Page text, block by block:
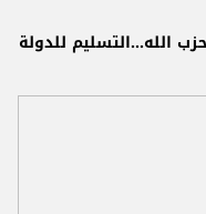
الله...التسليم للدولة